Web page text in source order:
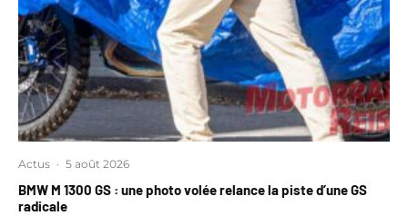
Actus · 5 août 2026
BMW M 1300 GS : une photo volée relance la piste d’une GS
radicale